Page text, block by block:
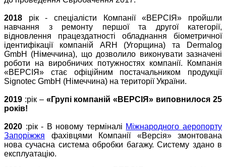
2018 рік - спеціалісти Компанії «ВЕРСІЯ» пройшли
навчання з ремонту першої та другої категорії,
відновлення працездатності обладнання біометричної
ідентифікації компаній ARH (Угорщина) та Dermalog
GmbH (Німеччина), що дозволило виконувати зазначені
роботи на виробничих потужностях компанії. Компанія
«ВЕРСІЯ» стає офіційним постачальником продукції
Signotec GmbH (Німеччина) на території України.
2019 :рік – «Групі компаній «ВЕРСІЯ» виповнилося 25
років!
2020 :рік - В новому терміналі Міжнародного аеропорту
Запоріжжя фахівцями Компанії «Версія» змонтована
нова сучасна система обробки багажу. Систему здано в
експлуатацію.